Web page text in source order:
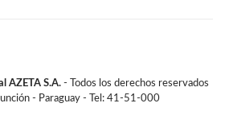
AZETA S.A. - Todos los derechos reservados
- Paraguay - Tel: 41-51-000